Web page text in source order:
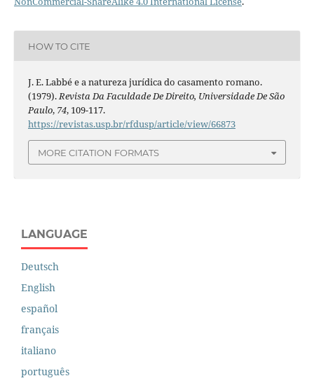
HOW TO CITE
J. E. Labbé e a natureza jurídica do casamento romano.
(1979).Revista Da Faculdade De Direito, Universidade De São
Paulo, 74, 109-117.
https://revistas.usp.br/rfdusp/article/view/66873
MORE CITATION FORMATS
LANGUAGE
Deutsch
English
español
français
italiano
português